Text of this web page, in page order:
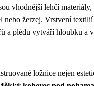
vhodnější lehčí
nebo žerzej. Vrstvení textilií
a plédu vytváří hloubku a
ložnice nejen